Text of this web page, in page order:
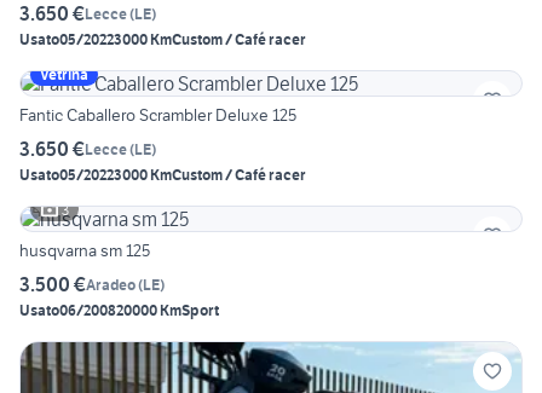
3.650 €Lecce(LE)
Usato05/20223000 KmCustom / Café racer
Vetrina
Fantic Caballero Scrambler Deluxe 125
3.650 €Lecce(LE)
Usato05/20223000 KmCustom / Café racer
3
husqvarna sm 125
3.500 €Aradeo(LE)
Usato06/200820000 KmSport